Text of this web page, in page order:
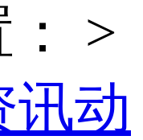
>
讯动